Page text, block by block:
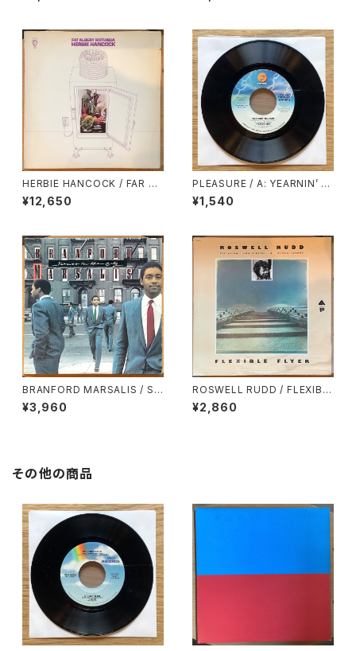
HERBIE HANCOCK / FAR AL
BERT ROTUNDA
¥12,650
PLEASURE / A: YEARNIN’ B
URNIN’ (STEREO) / B: YEAR
NIN’ BURNIN’ (MONO)
¥1,540
BRANFORD MARSALIS / SC
ENES IN THE CITY
¥3,960
ROSWELL RUDD / FLEXIBL
E FLYER
¥2,860
その他の商品